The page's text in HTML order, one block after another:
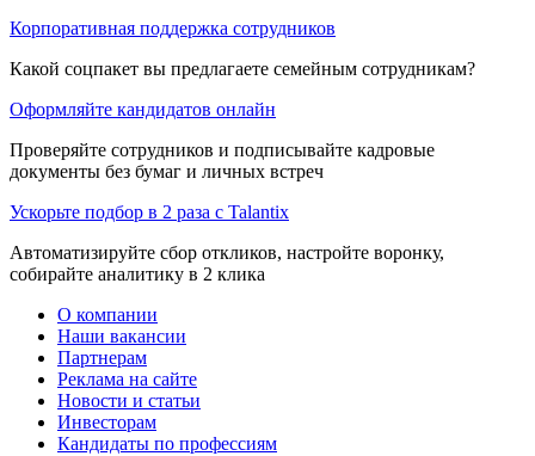
Корпоративная поддержка сотрудников
Какой соцпакет вы предлагаете семейным сотрудникам?
Оформляйте кандидатов онлайн
Проверяйте сотрудников и подписывайте кадровые
документы без бумаг и личных встреч
Ускорьте подбор в 2 раза с Talantix
Автоматизируйте сбор откликов, настройте воронку,
собирайте аналитику в 2 клика
О компании
Наши вакансии
Партнерам
Реклама на сайте
Новости и статьи
Инвесторам
Кандидаты по профессиям